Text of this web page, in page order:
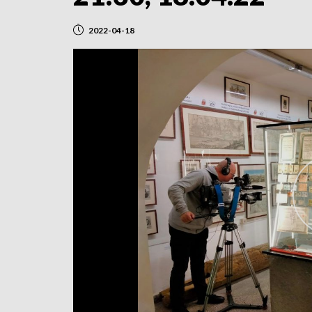
2022-04-18